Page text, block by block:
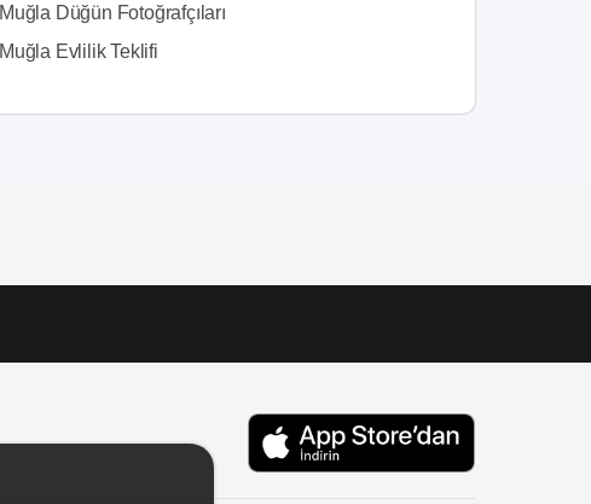
Muğla Düğün Fotoğrafçıları
Muğla Evlilik Teklifi